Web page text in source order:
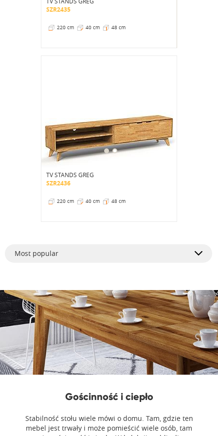
SZR2435
220 cm 40 cm 48 cm
TV STANDS GREG
SZR2436
220 cm 40 cm 48 cm
Most popular
Gościnność i ciepło
Stabilność stołu wiele mówi o domu. Tam, gdzie ten
mebel jest trwały i może pomieścić wiele osób, tam